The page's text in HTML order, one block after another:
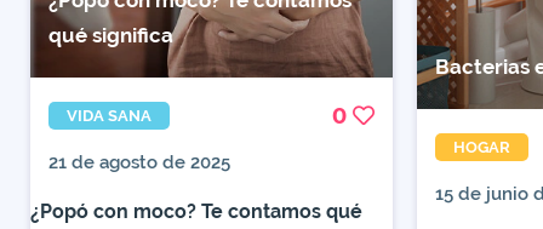
qué significa
VIDA SANA 0
21 de agosto de 2025
¿Popó con moco? Te contamos qué
Bacterias
HOGAR
15 de junio